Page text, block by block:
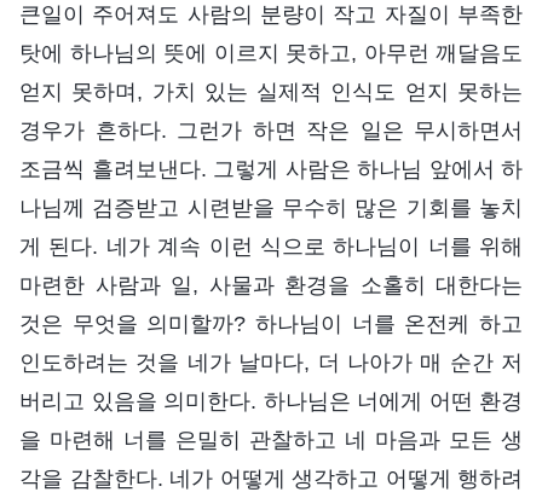
큰일이 주어져도 사람의 분량이 작고 자질이 부족한
탓에 하나님의 뜻에 이르지 못하고, 아무런 깨달음도
얻지 못하며, 가치 있는 실제적 인식도 얻지 못하는
경우가 흔하다. 그런가 하면 작은 일은 무시하면서
조금씩 흘려보낸다. 그렇게 사람은 하나님 앞에서 하
나님께 검증받고 시련받을 무수히 많은 기회를 놓치
게 된다. 네가 계속 이런 식으로 하나님이 너를 위해
마련한 사람과 일, 사물과 환경을 소홀히 대한다는
것은 무엇을 의미할까? 하나님이 너를 온전케 하고
인도하려는 것을 네가 날마다, 더 나아가 매 순간 저
버리고 있음을 의미한다. 하나님은 너에게 어떤 환경
을 마련해 너를 은밀히 관찰하고 네 마음과 모든 생
각을 감찰한다. 네가 어떻게 생각하고 어떻게 행하려